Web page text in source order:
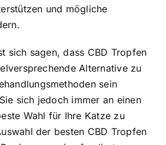
und mögliche
sich sagen, dass CBD Tropfen
Alternative zu
sein
sich jedoch immer an einen
Wahl für Ihre Katze zu
der besten CBD Tropfen